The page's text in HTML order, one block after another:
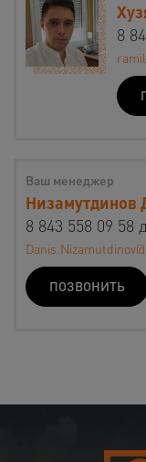
8
Ваш менеджер
Низамутдинов
8 843 558 09 58
ПОЗВОНИТЬ